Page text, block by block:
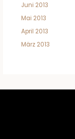
Juni 2013
Mai 2013
April 2013
März 2013